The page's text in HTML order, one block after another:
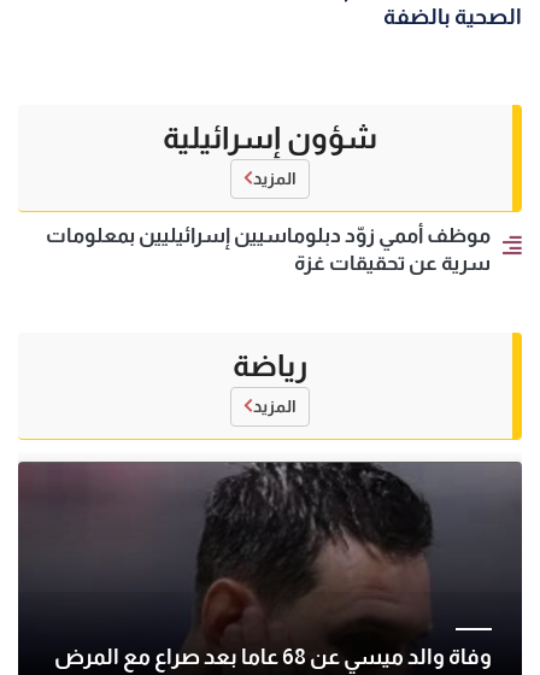
الصحية بالضفة
شؤون إسرائيلية
المزيد
موظف أممي زوّد دبلوماسيين إسرائيليين بمعلومات
سرية عن تحقيقات غزة
رياضة
المزيد
وفاة والد ميسي عن 68 عاما بعد صراع مع المرض